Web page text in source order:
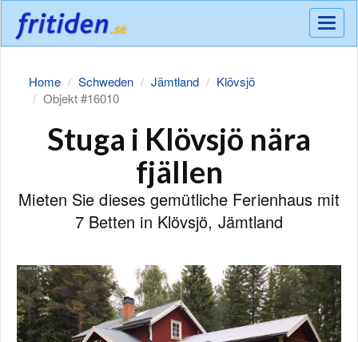
Meny
Home Schweden Jämtland
Klövsjö
Objekt #16010
Stuga i Klövsjö nära
fjällen
Mieten Sie dieses gemütliche Ferienhaus mit
7 Betten in Klövsjö, Jämtland